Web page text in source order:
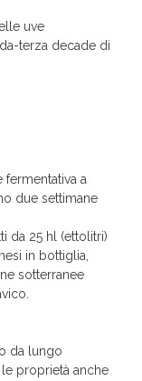
uve
terza decade di
fermentativa a
due settimane
da 25 hl (ettolitri)
in bottiglia,
sotterranee
da lungo
proprietà anche